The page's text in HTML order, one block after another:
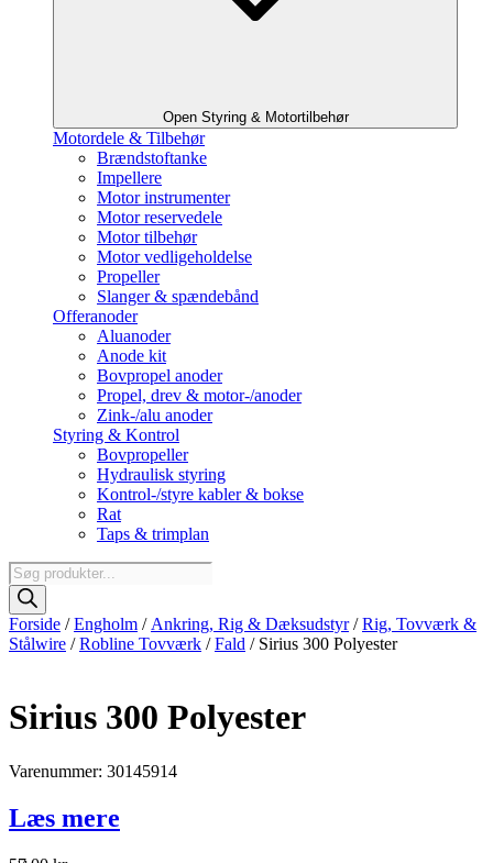
Open Styring & Motortilbehør
Motordele & Tilbehør
Brændstoftanke
Impellere
Motor instrumenter
Motor reservedele
Motor tilbehør
Motor vedligeholdelse
Propeller
Slanger & spændebånd
Offeranoder
Aluanoder
Anode kit
Bovpropel anoder
Propel, drev & motor-/anoder
Zink-/alu anoder
Styring & Kontrol
Bovpropeller
Hydraulisk styring
Kontrol-/styre kabler & bokse
Rat
Taps & trimplan
Products
search
Forside /Engholm / Ankring, Rig & Dæksudstyr/Rig, Tovværk &
Stålwire /Robline Tovværk /Fald / Sirius 300 Polyester
Sirius 300 Polyester
Varenummer: 30145914
Læs mere